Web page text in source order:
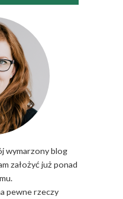
wymarzony blog
założyć już ponad
pewne rzeczy